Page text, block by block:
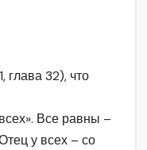
глава 32), что
Все равны –
у всех – со